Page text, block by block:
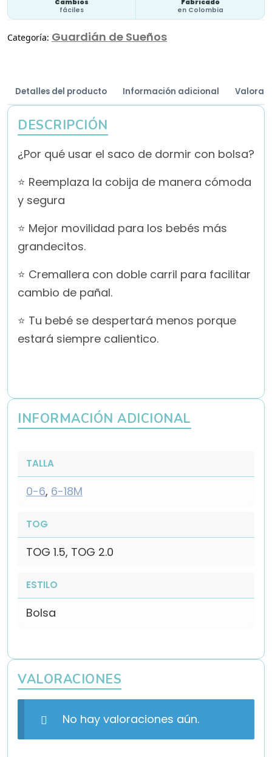
Cambios
fáciles
Fabricado
en Colombia
Categoría: Guardián de Sueños
Detalles del producto Información adicional
DESCRIPCIÓN
¿Por qué usar el saco de dormir con bolsa?
⭐ Reemplaza la cobija de manera cómoda
y segura
⭐ Mejor movilidad para los bebés más
grandecitos.
⭐ Cremallera con doble carril para facilitar
cambio de pañal.
⭐ Tu bebé se despertará menos porque
estará siempre calientico.
INFORMACIÓN ADICIONAL
TALLA
0-6, 6-18M
TOG
TOG 1.5, TOG 2.0
ESTILO
Bolsa
VALORACIONES
No hay valoraciones aún.